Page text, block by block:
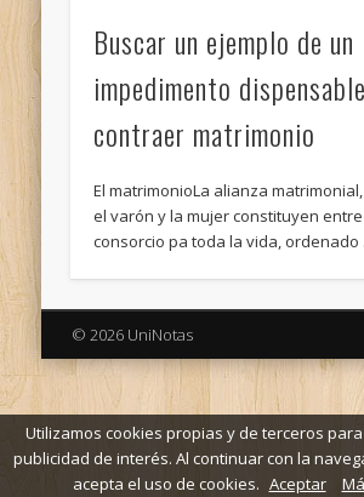
Buscar un ejemplo de un
impedimento
contraer matrimonio
El matrimonioLa alianza
el varón y la mujer constituyen
consorcio pa toda la vida,
© 2026 UniNotas
Utilizamos cookies propias y de terceros
publicidad de interés. Al continuar con la
acepta el uso de cookies. Aceptar